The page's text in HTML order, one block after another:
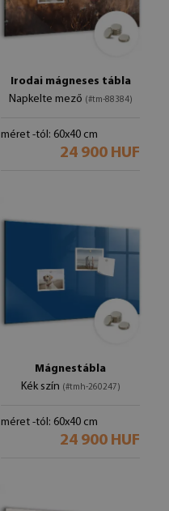
Irodai mágneses tábla
Napkelte mező (#tm-88384)
méret -tól: 60x40 cm
24 900 HUF
Mágnestábla
Kék szín (#tmh-260247)
méret -tól: 60x40 cm
24 900 HUF